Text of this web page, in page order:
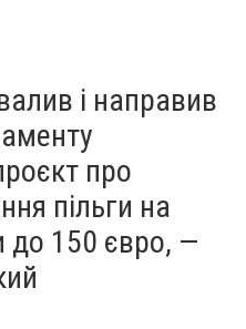
і направив
про
пільги на
до 150 євро, —